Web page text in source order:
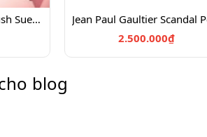
Jo Malone Peony & Blush Suede Cologne (100ml)
2.500.000₫
blog